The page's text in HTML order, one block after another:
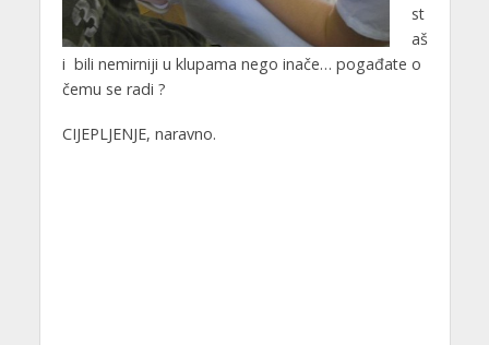
st
aš
i bili nemirniji u klupama nego inače… pogađate o
čemu se radi ?
CIJEPLJENJE, naravno.